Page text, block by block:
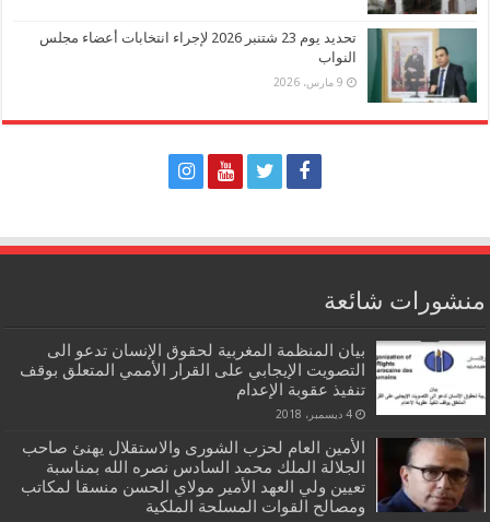
تحديد يوم 23 شتنبر 2026 لإجراء انتخابات أعضاء مجلس
النواب
9 مارس، 2026
منشورات شائعة
بيان المنظمة المغربية لحقوق الإنسان تدعو الى
التصويت الإيجابي على القرار الأممي المتعلق بوقف
تنفيذ عقوبة الإعدام
4 ديسمبر، 2018
الأمين العام لحزب الشورى والاستقلال يهنئ صاحب
الجلالة الملك محمد السادس نصره الله بمناسبة
تعيين ولي العهد الأمير مولاي الحسن منسقا لمكاتب
ومصالح القوات المسلحة الملكية